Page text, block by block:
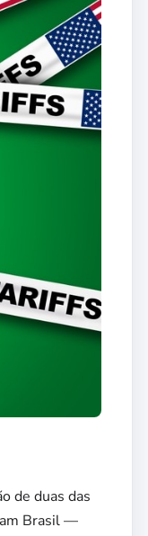
de duas das
Brasil —